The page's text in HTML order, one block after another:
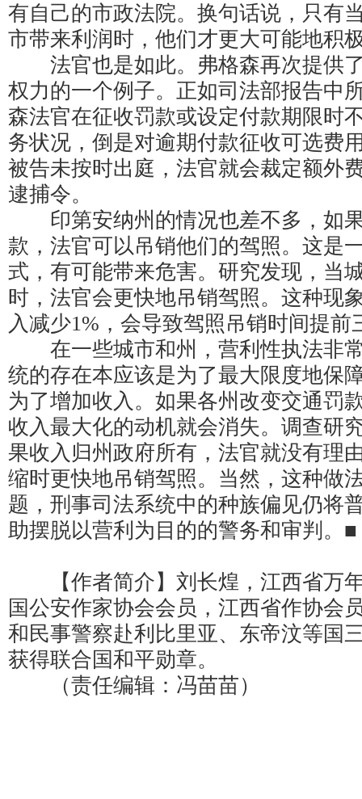
有自己的市政法院。换句话说，只有
市带来利润时，他们才更大可能地积
法官也是如此。弗格森再次提供
权力的一个例子。正如司法部报告中
森法官在征收罚款或设定付款期限时
务状况，倒是对逾期付款征收可选费
被告未按时出庭，法官就会裁定额外
逮捕令。
印第安纳州的情况也差不多，如
款，法官可以吊销他们的驾照。这是
式，有可能带来危害。研究发现，当
时，法官会更快地吊销驾照。这种现
入减少1%，会导致驾照吊销时间提前
在一些城市和州，营利性执法非
统的存在本应该是为了最大限度地保
为了增加收入。如果各州改变交通罚
收入最大化的动机就会消失。调查研
果收入归州政府所有，法官就没有理
缩时更快地吊销驾照。当然，这种做
题，刑事司法系统中的种族偏见仍将
助摆脱以营利为目的的警务和审判。■
【作者简介】刘长煌，江西省万
国公安作家协会会员，江西省作协会
和民事警察赴利比里亚、东帝汶等国
获得联合国和平勋章。
（责任编辑：冯苗苗）